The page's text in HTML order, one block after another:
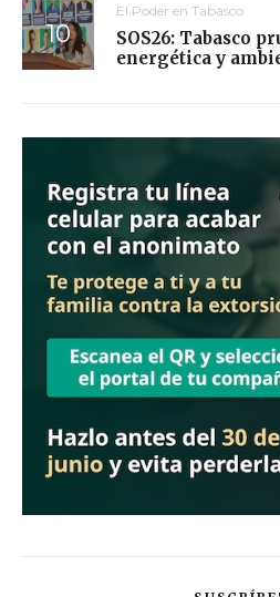
El Poder en Tabasco
SOS26: Tabasco
energética y